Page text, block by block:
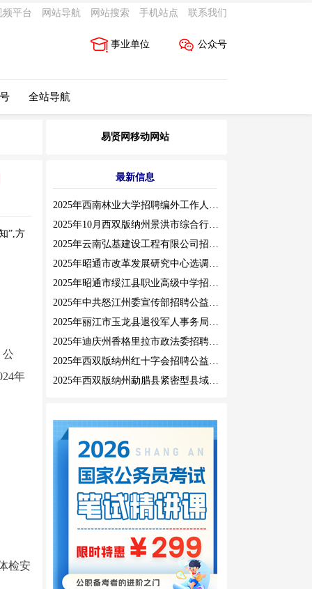
频平台 网站导航 网站搜索 手机站点 联系我们
公众号
事业单位
全站导航
”,方
公
年
检安
易贤网移动网站
最新信息
2025年西南林业大学招聘编外工作人员公告（三）
2025年10月西双版纳州景洪市综合行政执法局招聘人员公告
2025年云南弘基建设工程有限公司招聘公告
2025年昭通市改革发展研究中心选调工作人员职业素质测评通告
2025年昭通市绥江县职业高级中学招聘编外紧缺临聘数学教师公告
2025年中共怒江州委宣传部招聘公益性岗位公告
2025年丽江市玉龙县退役军人事务局公益性岗位招聘公告
2025年迪庆州香格里拉市政法委招聘公益性岗位公告
2025年西双版纳州红十字会招聘公益性岗位人员公告
2025年西双版纳州勐腊县紧密型县域医共体招聘编外人员公告